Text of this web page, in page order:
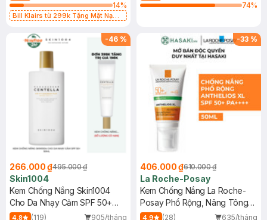
14%
Bill Klairs từ 299k Tặng Mặt Nạ
25ml (SL Có Hạn)
74%
-46 %
266.000 ₫495.000 ₫
Skin1004
Kem Chống Nắng Skin1004
Cho Da Nhạy Cảm SPF 50+
50ml
4.8 (119)
905/tháng
-33 %
406.000 ₫610.000 ₫
La Roche-Posay
Kem Chống Nắng La Roche-
Posay Phổ Rộng, Nâng Tông
Kiềm Dầu 50ml
4.9 (28)
635/tháng